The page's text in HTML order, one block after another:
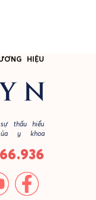
HIỆU
thấu hiểu
y khoa